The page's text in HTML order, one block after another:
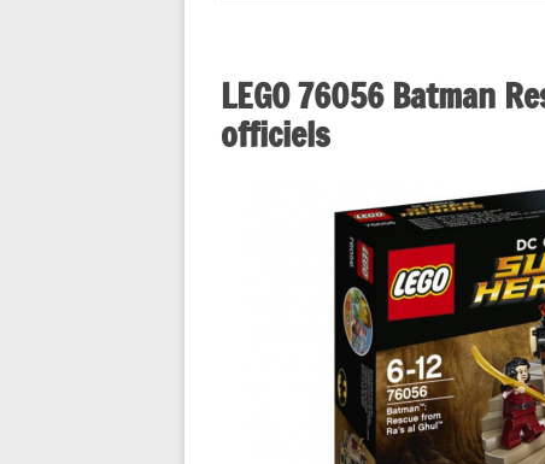
LEGO 76056 Batman
officiels